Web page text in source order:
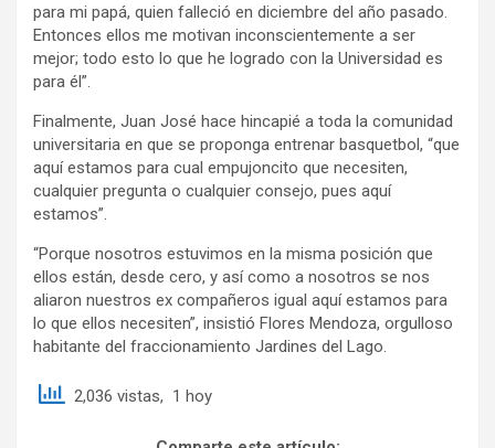
para mi papá, quien falleció en diciembre del año pasado.
Entonces ellos me motivan inconscientemente a ser
mejor; todo esto lo que he logrado con la Universidad es
para él”.
Finalmente, Juan José hace hincapié a toda la comunidad
universitaria en que se proponga entrenar basquetbol, “que
aquí estamos para cual empujoncito que necesiten,
cualquier pregunta o cualquier consejo, pues aquí
estamos”.
“Porque nosotros estuvimos en la misma posición que
ellos están, desde cero, y así como a nosotros se nos
aliaron nuestros ex compañeros igual aquí estamos para
lo que ellos necesiten”, insistió Flores Mendoza, orgulloso
habitante del fraccionamiento Jardines del Lago.
2,036 vistas, 1 hoy